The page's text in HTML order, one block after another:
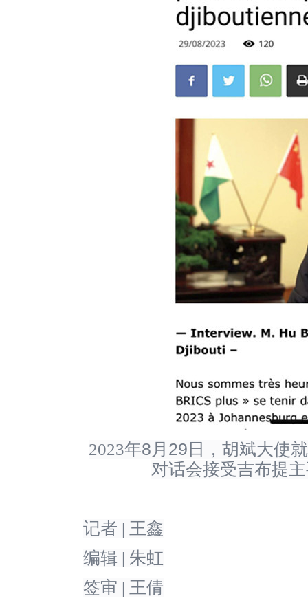
2023年8 月 29 日，胡斌大使
对话会接受吉布提
记者 | 王鑫
编辑 | 朱虹
签审 | 王倩